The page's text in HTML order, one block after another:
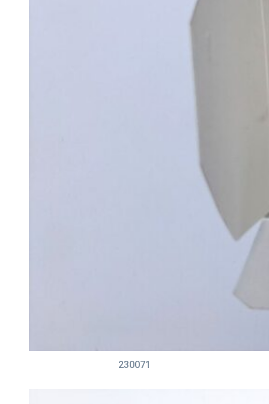
230071